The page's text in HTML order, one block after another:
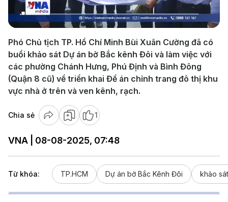
Video
Phó Chủ tịch TP. Hồ Chí Minh Bùi Xuân Cường đã có
buổi khảo sát Dự án bờ Bắc kênh Đôi và làm việc với
các phường Chánh Hưng, Phú Định và Bình Đông
(Quận 8 cũ) về triển khai Đề án chỉnh trang đô thị khu
vực nhà ở trên và ven kênh, rạch.
Chia sẻ 1
VNA | 08-08-2025, 07:48
Từ khóa: TP.HCM Dự án bờ Bắc Kênh Đôi khảo sát